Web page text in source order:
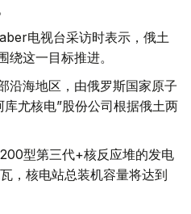
电视台采访时表示，俄土
这一目标推进。
沿海地区，由俄罗斯国家原子
尤核电”股份公司根据俄土两
型第三代+核反应堆的发电
，核电站总装机容量将达到